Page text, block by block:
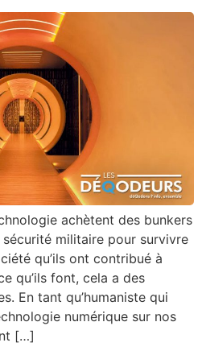
achètent des bunkers
militaire pour survivre
qu’ils ont contribué à
qu’ils font, cela a des
En tant qu’humaniste qui
numérique sur nos
[…]